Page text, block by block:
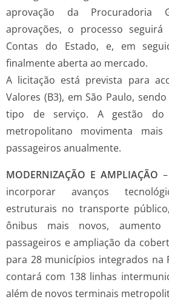
aprovação da Procuradoria
aprovações, o processo
Contas do Estado, e, em
finalmente aberta ao mercado.
A licitação está prevista para
Valores (B3), em São Paulo,
tipo de serviço. A gestão do
metropolitano movimenta
passageiros anualmente.
MODERNIZAÇÃO E AMPLIAÇÃO
incorporar avanços
estruturais no transporte
ônibus mais novos, aumento
passageiros e ampliação da
para 28 municípios integrados na
contará com 138 linhas
além de novos terminais